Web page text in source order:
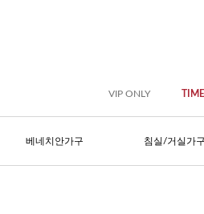
VIP ONLY
베네치안가구 침실/거실가구